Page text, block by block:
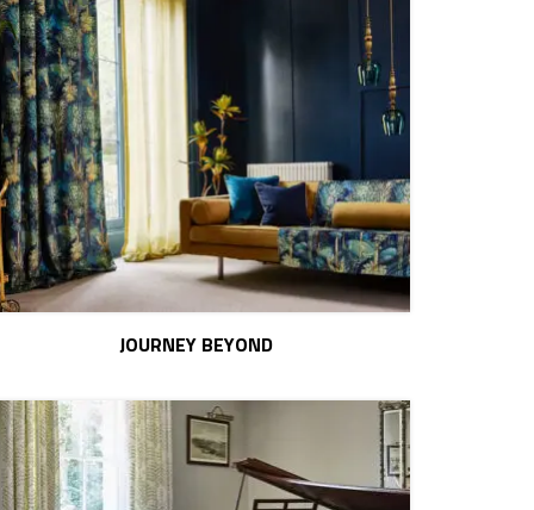
JOURNEY BEYOND